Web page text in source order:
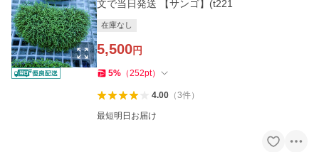
文で当日発送 【サンゴ】(t221
在庫なし
5,500円
5% （252pt）
4.00（3件）
最短明日お届け